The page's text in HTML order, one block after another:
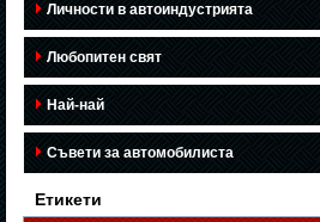
Личности в автоиндустрията
Любопитен свят
Най-най
Съвети за автомобилиста
Етикети